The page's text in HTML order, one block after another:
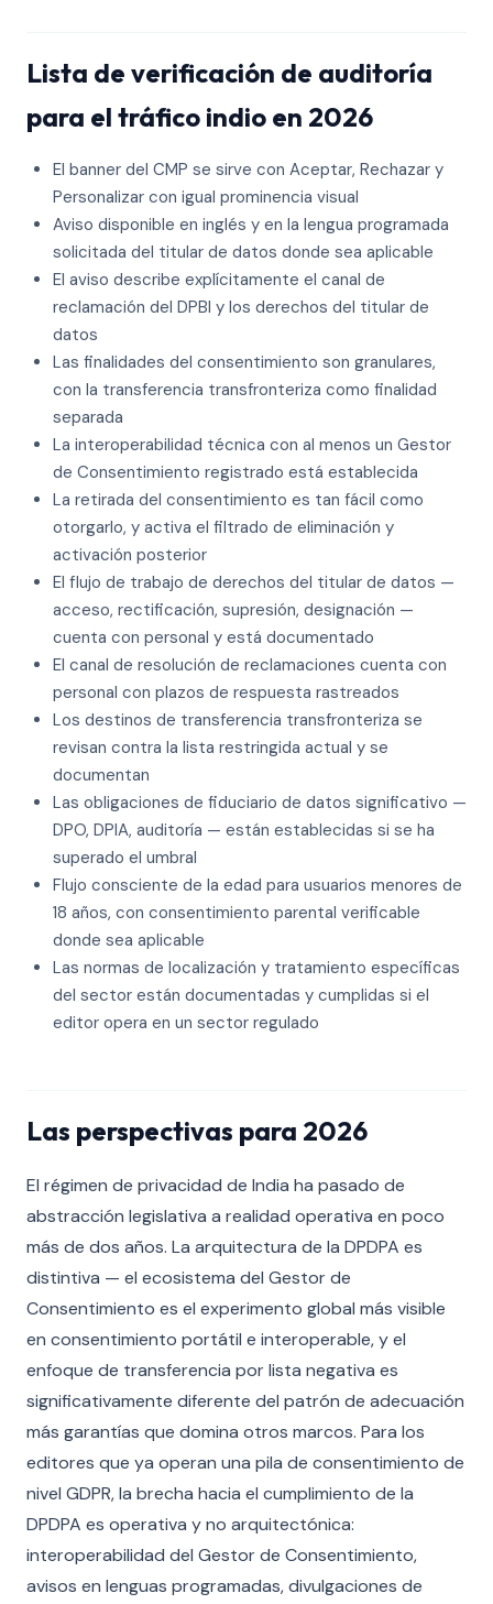
Lista de verificación de auditoría
para el tráfico indio en 2026
El banner del CMP se sirve con Aceptar, Rechazar y
Personalizar con igual prominencia visual
Aviso disponible en inglés y en la lengua programada
solicitada del titular de datos donde sea aplicable
El aviso describe explícitamente el canal de
reclamación del DPBI y los derechos del titular de
datos
Las finalidades del consentimiento son granulares,
con la transferencia transfronteriza como finalidad
separada
La interoperabilidad técnica con al menos un Gestor
de Consentimiento registrado está establecida
La retirada del consentimiento es tan fácil como
otorgarlo, y activa el filtrado de eliminación y
activación posterior
El flujo de trabajo de derechos del titular de datos —
acceso, rectificación, supresión, designación —
cuenta con personal y está documentado
El canal de resolución de reclamaciones cuenta con
personal con plazos de respuesta rastreados
Los destinos de transferencia transfronteriza se
revisan contra la lista restringida actual y se
documentan
Las obligaciones de fiduciario de datos significativo —
DPO, DPIA, auditoría — están establecidas si se ha
superado el umbral
Flujo consciente de la edad para usuarios menores de
18 años, con consentimiento parental verificable
donde sea aplicable
Las normas de localización y tratamiento específicas
del sector están documentadas y cumplidas si el
editor opera en un sector regulado
Las perspectivas para 2026
El régimen de privacidad de India ha pasado de
abstracción legislativa a realidad operativa en poco
más de dos años. La arquitectura de la DPDPA es
distintiva — el ecosistema del Gestor de
Consentimiento es el experimento global más visible
en consentimiento portátil e interoperable, y el
enfoque de transferencia por lista negativa es
significativamente diferente del patrón de adecuación
más garantías que domina otros marcos. Para los
editores que ya operan una pila de consentimiento de
nivel GDPR, la brecha hacia el cumplimiento de la
DPDPA es operativa y no arquitectónica:
interoperabilidad del Gestor de Consentimiento,
avisos en lenguas programadas, divulgaciones de